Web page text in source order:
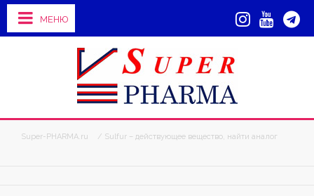
МЕНЮ
Super-PHARMA.ru / Sulfur – действующее вещество, найти аналог